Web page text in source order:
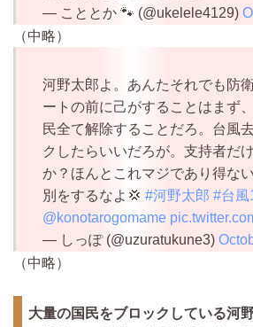
— こととか 🐾 (@ukelele4129)
（中略）
河野太郎よ。あんたそれでも防
ートの前に己がすることはまず
民全て解除することだろ。台風
クしたらいいだろが。支持者だ
か？ほんとこれマジであり得な
別をするなよ💢 #河野太郎 #台風
@konotarogomame
— しっぽ (@uzuratukune3)
（中略）
大量の国民をブロックしている河